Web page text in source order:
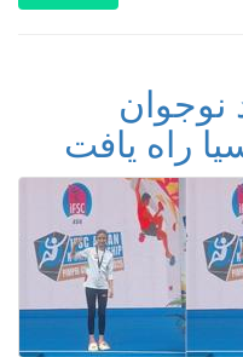
نوجوان
راه یافت